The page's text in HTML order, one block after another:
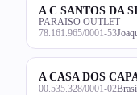
A C SANTOS DA
PARAISO OUTLET
78.161.965/0001-53
A CASA DOS
00.535.328/0001-02